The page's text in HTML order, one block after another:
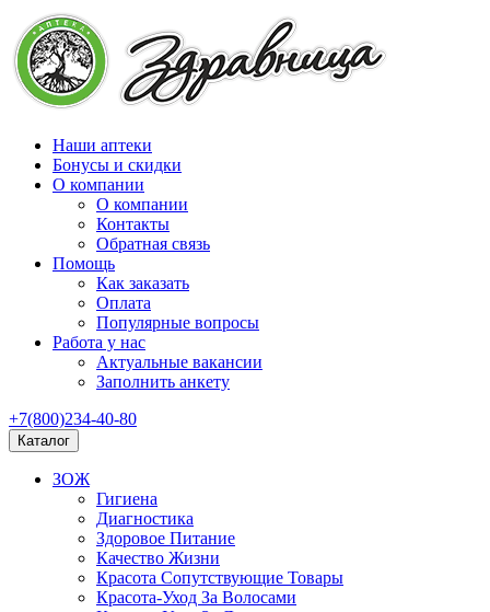
Наши аптеки
Бонусы и скидки
О компании
О компании
Контакты
Обратная связь
Помощь
Как заказать
Оплата
Популярные вопросы
Работа у нас
Актуальные вакансии
Заполнить анкету
+7(800)234-40-80
Каталог
ЗОЖ
Гигиена
Диагностика
Здоровое Питание
Качество Жизни
Красота Сопутствующие Товары
Красота-Уход За Волосами